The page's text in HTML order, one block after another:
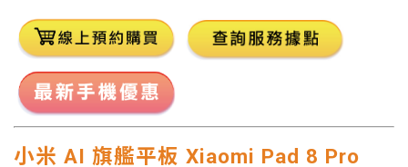
小米 AI 旗艦平板 Xiaomi Pad 8 Pro